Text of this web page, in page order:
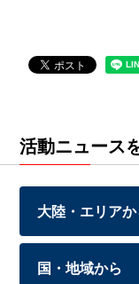
活動ニュース